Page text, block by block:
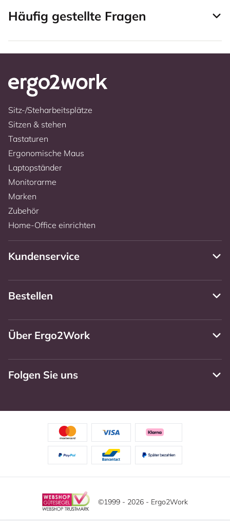
Häufig gestellte Fragen
Sitz-/Steharbeitsplätze
Sitzen & stehen
Tastaturen
Ergonomische Maus
Laptopständer
Monitorarme
Marken
Zubehör
Home-Office einrichten
Kundenservice
Bestellen
Über Ergo2Work
Folgen Sie uns
©1999 - 2026 - Ergo2Work